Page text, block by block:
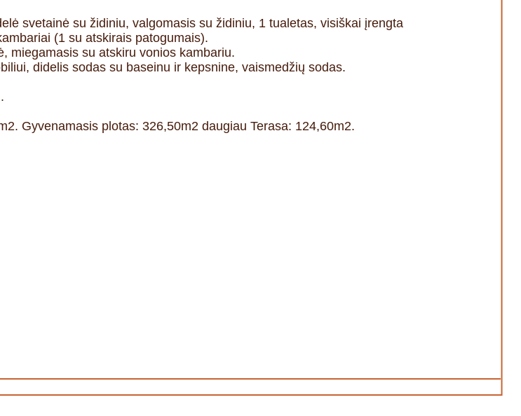
svetainė su židiniu, valgomasis su židiniu, 1 tualetas, visiškai įrengta
(1 su atskirais patogumais).
miegamasis su atskiru vonios kambariu.
didelis sodas su baseinu ir kepsnine, vaismedžių sodas.
Gyvenamasis plotas: 326,50m2 daugiau Terasa: 124,60m2.